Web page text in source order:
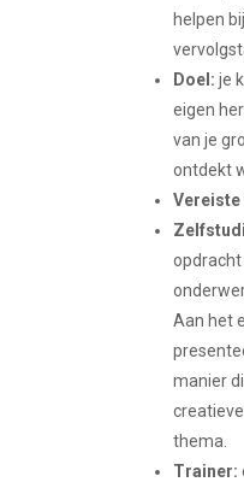
helpen
Doel: je
eigen
van je
ontdekt
opdracht
Aan het
manier
thema.
Trainer: